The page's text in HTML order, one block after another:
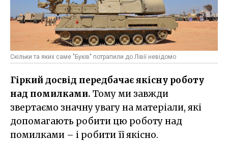
Скільки та яких саме "Буків" потрапили до Лівії невідомо
Гіркий досвід передбачає якісну роботу
над помилками. Тому ми завжди
звертаємо значну увагу на матеріали, які
допомагають робити цю роботу над
помилками – і робити її якісно.